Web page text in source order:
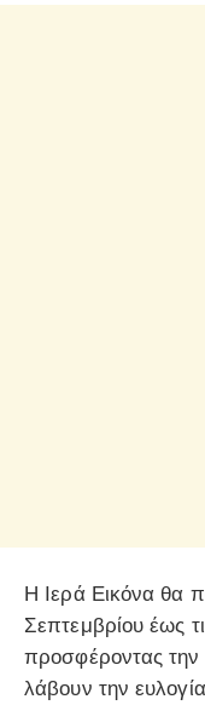
Η Ιερά Εικόνα θα
Σεπτεμβρίου έως
προσφέροντας την
λάβουν την